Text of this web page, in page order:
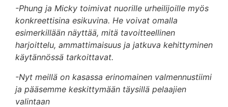
-Phung ja Micky toimivat nuorille urheilijoille myös
konkreettisina esikuvina. He voivat omalla
esimerkillään näyttää, mitä tavoitteellinen
harjoittelu, ammattimaisuus ja jatkuva kehittyminen
käytännössä tarkoittavat.
-Nyt meillä on kasassa erinomainen valmennustiimi
ja pääsemme keskittymään täysillä pelaajien
valintaan